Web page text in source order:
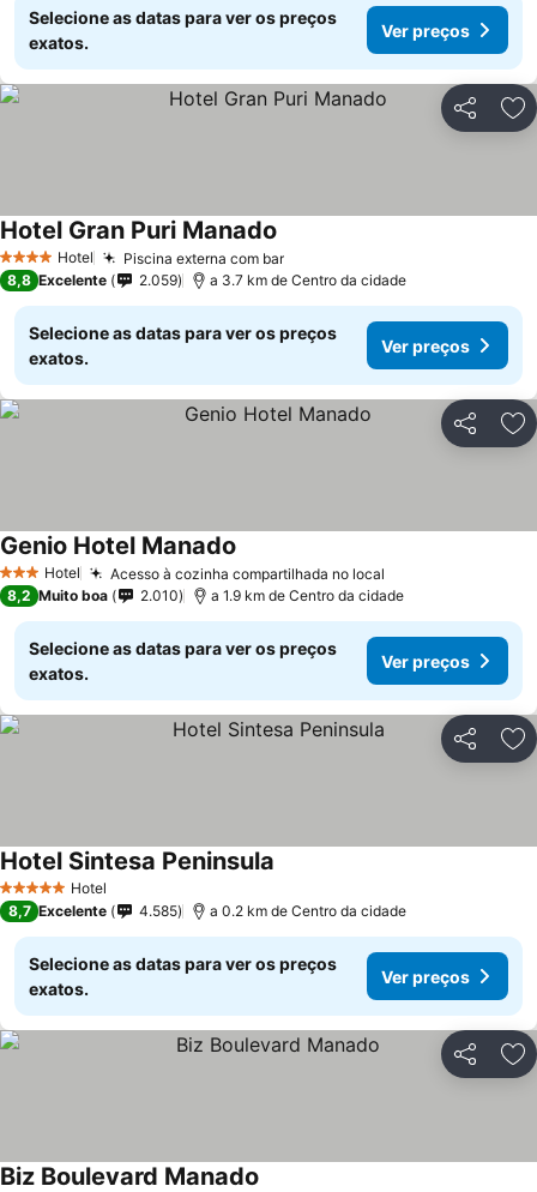
Selecione as datas para ver os preços
exatos.
Ver preços
Partilhar
4 EstrelasHotel Piscina externa com bar
Hotel Gran Puri Manado
8,8 Excelente 2.059 a 3.7 km de Centro da cidade
Selecione as datas para ver os preços
exatos.
Ver preços
Partilhar
3 EstrelasHotel Acesso à cozinha compartilhada no local
Genio Hotel Manado
8,2 Muito boa 2.010 a 1.9 km de Centro da cidade
Selecione as datas para ver os preços
exatos.
Ver preços
Partilhar
5 Estrelas Hotel
Hotel Sintesa Peninsula
8,7 Excelente 4.585 a 0.2 km de Centro da cidade
Selecione as datas para ver os preços
exatos.
Ver preços
Partilhar
Biz Boulevard Manado